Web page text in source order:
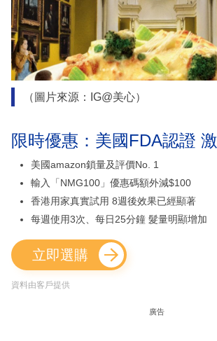
（圖片來源：IG@美心）
限時優惠：美國FDA認證
美國amazon鎖量及評價No. 1
輸入「NMG100」優惠碼額外減$100
香港用家真實試用 8週後效果已經顯著
每週使用3次、每日25分鐘 髮量明顯增加
立即選購
資料由客戶提供
廣告